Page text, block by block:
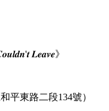
𝑳𝒆𝒂𝒗𝒆》
平東路二段134號）